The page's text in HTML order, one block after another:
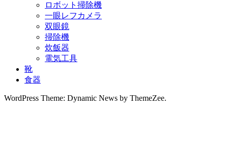
ロボット掃除機
一眼レフカメラ
双眼鏡
掃除機
炊飯器
電気工具
靴
食器
WordPress Theme: Dynamic News by ThemeZee.